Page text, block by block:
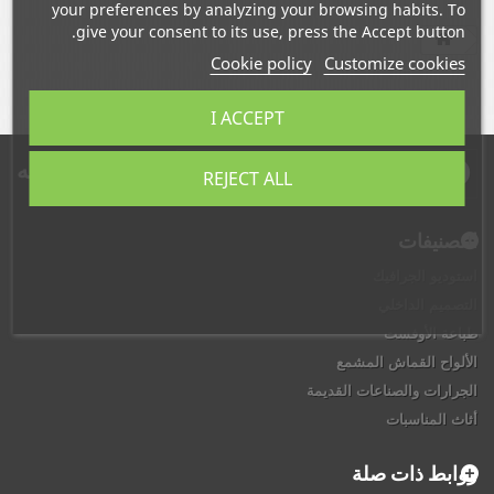
طباعة الأوفست
الألواح القماش المشمع
الجرارات والصناعات القديمة
أثاث المناسبات
روابط ذات صلة
your preferences by analyzing your browsing habits. To
give your consent to its use, press the Accept button.
Cookie policy Customize cookies
REJECT ALL
I ACCEPT